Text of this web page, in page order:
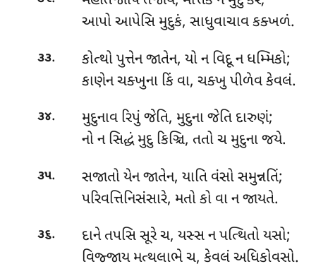
આપો આપેસિ મુદુકં, સાધુવાચાવ કક્ખળં.
૩૩.
કોત્થો પુત્તેન જાતેન, યો ન વિદૂ ન ધમ્મિકો;
કાણેન ચક્ખુના કિં વા, ચક્ખુ પીળેવ કેવલં.
૩૪. મુદુનાવ રિપું જેતિ, મુદુના જેતિ દારુણં;
નો ન સિદ્ધં મુદુ કિઞ્ચિ, તતો ચ મુદુના જયે.
૩૫.
સજાતો યેન જાતેન, યાતિ વંસો સમુન્નતિં;
પરિવત્તિનિસંસારે, મતો કો વા ન જાયતે.
૩૬. દાનેતપસિ સૂરે ચ, યસ્સ ન પત્થિતો યસો;
વિજ્જાય મત્થલાભે ચ, કેવલં અધિકોવસો.